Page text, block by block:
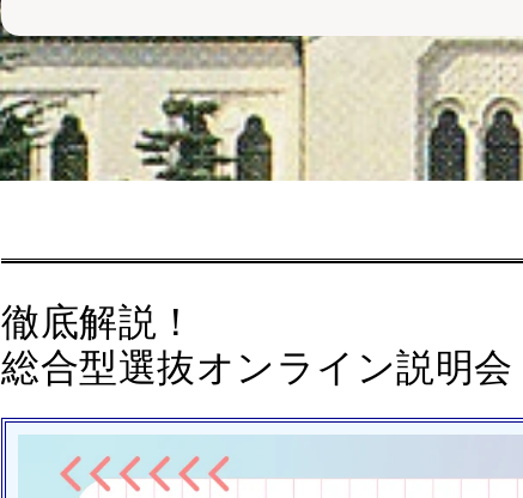
徹底解説！
総合型選抜オンライン説明会